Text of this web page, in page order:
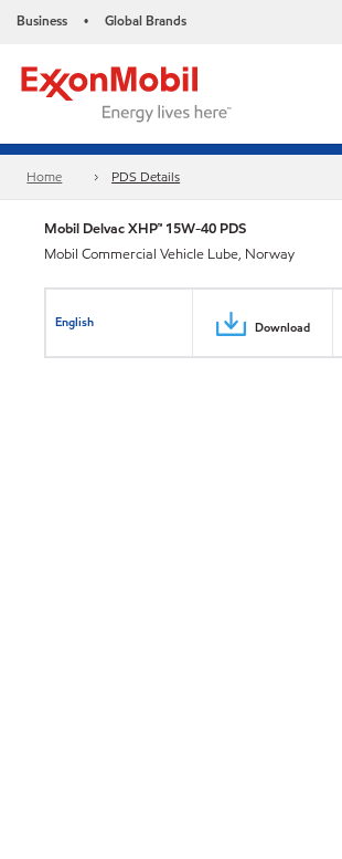
Business • Global Brands
Home PDS Details
Mobil Delvac XHP™ 15W-40 PDS
Mobil Commercial Vehicle Lube, Norway
English Download